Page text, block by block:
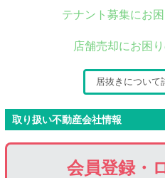
テナント募集にお
店舗売却にお困
居抜きについて
取り扱い不動産会社情報
会員登録・